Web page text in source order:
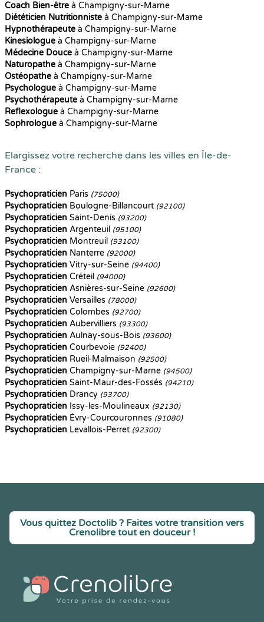
Coach Bien-être à Champigny-sur-Marne
Diététicien Nutritionniste à Champigny-sur-Marne
Hypnothérapeute à Champigny-sur-Marne
Kinesiologue à Champigny-sur-Marne
Médecine Douce à Champigny-sur-Marne
Naturopathe à Champigny-sur-Marne
Ostéopathe à Champigny-sur-Marne
Psychologue à Champigny-sur-Marne
Psychothérapeute à Champigny-sur-Marne
Reflexologue à Champigny-sur-Marne
Sophrologue à Champigny-sur-Marne
Elargissez votre recherche dans les villes en Île-de-
France :
Psychopraticien Paris (75000)
Psychopraticien Boulogne-Billancourt (92100)
Psychopraticien Saint-Denis (93200)
Psychopraticien Argenteuil (95100)
Psychopraticien Montreuil (93100)
Psychopraticien Nanterre (92000)
Psychopraticien Vitry-sur-Seine (94400)
Psychopraticien Créteil (94000)
Psychopraticien Asnières-sur-Seine (92600)
Psychopraticien Versailles (78000)
Psychopraticien Colombes (92700)
Psychopraticien Aubervilliers (93300)
Psychopraticien Aulnay-sous-Bois (93600)
Psychopraticien Courbevoie (92400)
Psychopraticien Rueil-Malmaison (92500)
Psychopraticien Champigny-sur-Marne (94500)
Psychopraticien Saint-Maur-des-Fossés (94210)
Psychopraticien Drancy (93700)
Psychopraticien Issy-les-Moulineaux (92130)
Psychopraticien Évry-Courcouronnes (91080)
Psychopraticien Levallois-Perret (92300)
Vous quittez Doctolib ? Faites votre transition vers
Crenolibre tout en douceur !